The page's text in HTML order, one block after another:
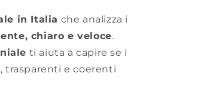
in Italia che analizza i
chiaro e veloce.
ti aiuta a capire se i
e coerenti